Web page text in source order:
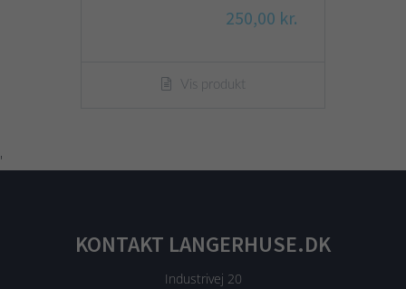
250,00 kr.
Vis produkt
'
KONTAKT LANGERHUSE.DK
Industrivej 20